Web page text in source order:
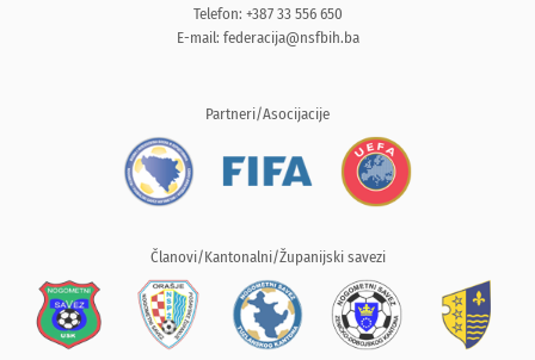
Telefon: +387 33 556 650
E-mail: federacija@nsfbih.ba
Partneri/Asocijacije
Članovi/Kantonalni/Županijski savezi